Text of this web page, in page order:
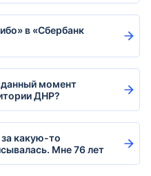
в «Сбербанк
данный момент
ДНР?
какую-то
Мне 76 лет